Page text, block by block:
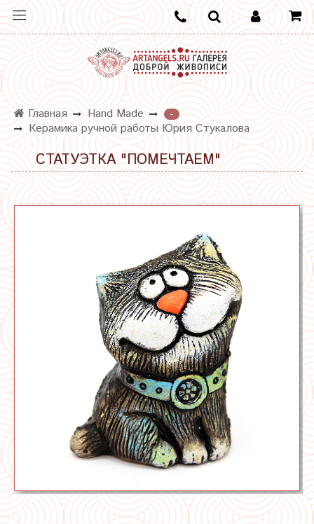
Главная Hand Made
-
Керамика ручной работы Юрия Стукалова
СТАТУЭТКА "ПОМЕЧТАЕМ"